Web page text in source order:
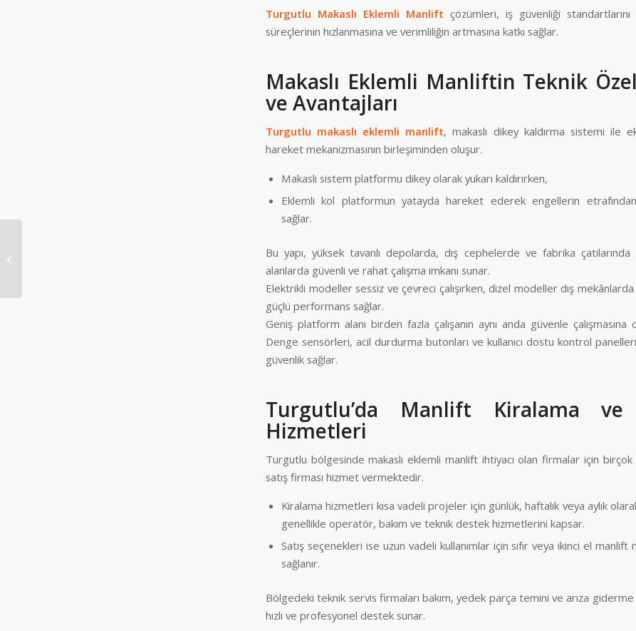
Turgutlu Makaslı Eklemli Manlift çözümleri, iş güvenliği
süreçlerinin hızlanmasına ve verimliliğin artmasına katkı sağlar.
Makaslı Eklemli Manliftin Teknik
ve Avantajları
Turgutlu makaslı eklemli manlift, makaslı dikey kaldırma sistemi ile
hareket mekanizmasının birleşiminden oluşur.
Makaslı sistem platformu dikey olarak yukarı kaldırırken,
Eklemli kol platformun yatayda hareket ederek engellerin
sağlar.
Bu yapı, yüksek tavanlı depolarda, dış cephelerde ve fabrika çatılarında
alanlarda güvenli ve rahat çalışma imkanı sunar.
Elektrikli modeller sessiz ve çevreci çalışırken, dizel modeller dış mekânlarda
güçlü performans sağlar.
Geniş platform alanı birden fazla çalışanın aynı anda güvenle çalışmasına
Denge sensörleri, acil durdurma butonları ve kullanıcı dostu kontrol
güvenlik sağlar.
Turgutlu’da Manlift Kiralama ve
Hizmetleri
Turgutlu bölgesinde makaslı eklemli manlift ihtiyacı olan firmalar için birçok
satış firması hizmet vermektedir.
Kiralama hizmetleri kısa vadeli projeler için günlük, haftalık veya aylık
genellikle operatör, bakım ve teknik destek hizmetlerini kapsar.
Satış seçenekleri ise uzun vadeli kullanımlar için sıfır veya ikinci el manlift
sağlanır.
Bölgedeki teknik servis firmaları bakım, yedek parça temini ve arıza giderme
hızlı ve profesyonel destek sunar.